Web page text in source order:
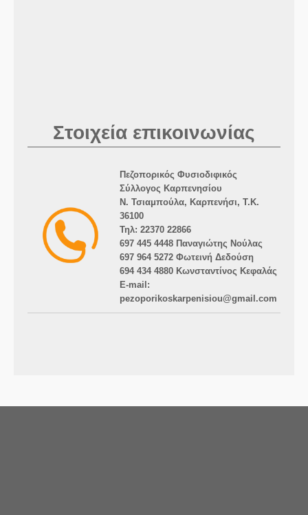
Στοιχεία επικοινωνίας
Πεζοπορικός Φυσιοδιφικός
Σύλλογος Καρπενησίου
Ν. Τσιαμπούλα, Καρπενήσι, Τ.Κ.
36100
Τηλ: 22370 22866
697 445 4448 Παναγιώτης Νούλας
697 964 5272 Φωτεινή Δεδούση
694 434 4880 Κωνσταντίνος Κεφαλάς
E-mail:
pezoporikoskarpenisiou@gmail.com